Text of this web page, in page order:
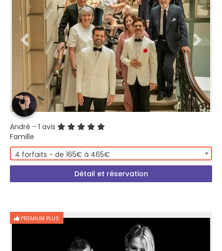
André - 1 avis
Famille
4 forfaits - de 165€ à 465€
Détail et réservation
PREMIUM PLUS